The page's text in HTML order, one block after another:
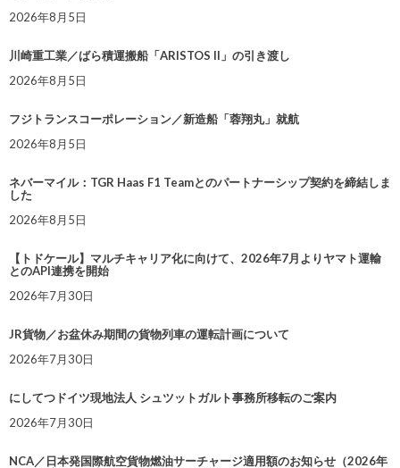
2026年8月5日
川崎重工業／ばら積運搬船「ARISTOS II」の引き渡し
2026年8月5日
フジトランスコーポレーション／新造船「蓉翔丸」就航
2026年8月5日
ネバーマイル：TGR Haas F1 Teamとのパートナーシップ契約を締結しま
した
2026年8月5日
【トドケール】マルチキャリア化に向けて、2026年7月よりヤマト運輸
とのAPI連携を開始
2026年7月30日
JR貨物／お盆休み期間の貨物列車の運転計画について
2026年7月30日
にしてつドイツ現地法人 シュツットガルト事務所移転のご案内
2026年7月30日
NCA／日本発国際航空貨物燃油サーチャージ適用額のお知らせ（2026年